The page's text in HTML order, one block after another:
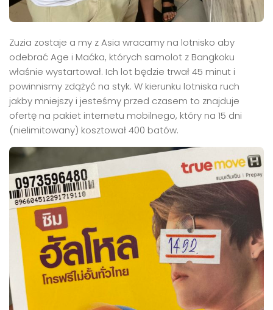
Zuzia zostaje a my z Asia wracamy na lotnisko aby
odebrać Age i Maćka, których samolot z Bangkoku
właśnie wystartował. Ich lot będzie trwał 45 minut i
powinnismy zdążyć na styk. W kierunku lotniska ruch
jakby mniejszy i jesteśmy przed czasem to znajduje
ofertę na pakiet internetu mobilnego, który na 15 dni
(nielimitowany) kosztował 400 batów.